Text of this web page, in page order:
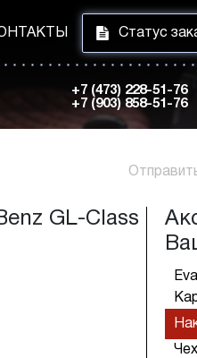
i Статус
+7 (473) 228-51-76
+7 (903) 858-51-76
GL-Class